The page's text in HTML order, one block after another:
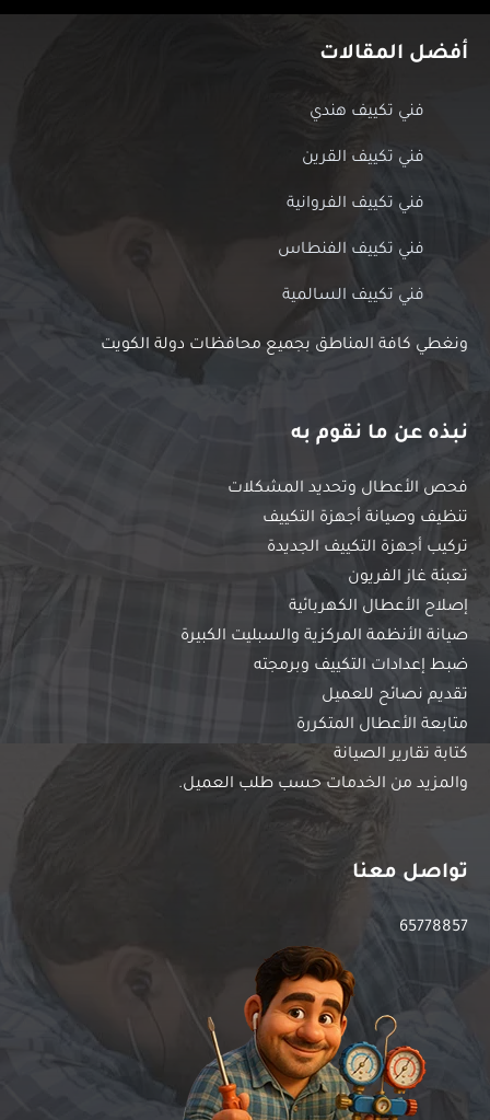
أفضل المقالات
فني تكييف هندي
فني تكييف القرين
فني تكييف الفروانية
فني تكييف الفنطاس
فني تكييف السالمية
ونغطي كافة المناطق بجميع محافظات دولة الكويت
نبذه عن ما نقوم به
فحص الأعطال وتحديد المشكلات
تنظيف وصيانة أجهزة التكييف
تركيب أجهزة التكييف الجديدة
تعبئة غاز الفريون
إصلاح الأعطال الكهربائية
صيانة الأنظمة المركزية والسبليت الكبيرة
ضبط إعدادات التكييف وبرمجته
تقديم نصائح للعميل
متابعة الأعطال المتكررة
كتابة تقارير الصيانة
والمزيد من الخدمات حسب طلب العميل.
تواصل معنا
65778857